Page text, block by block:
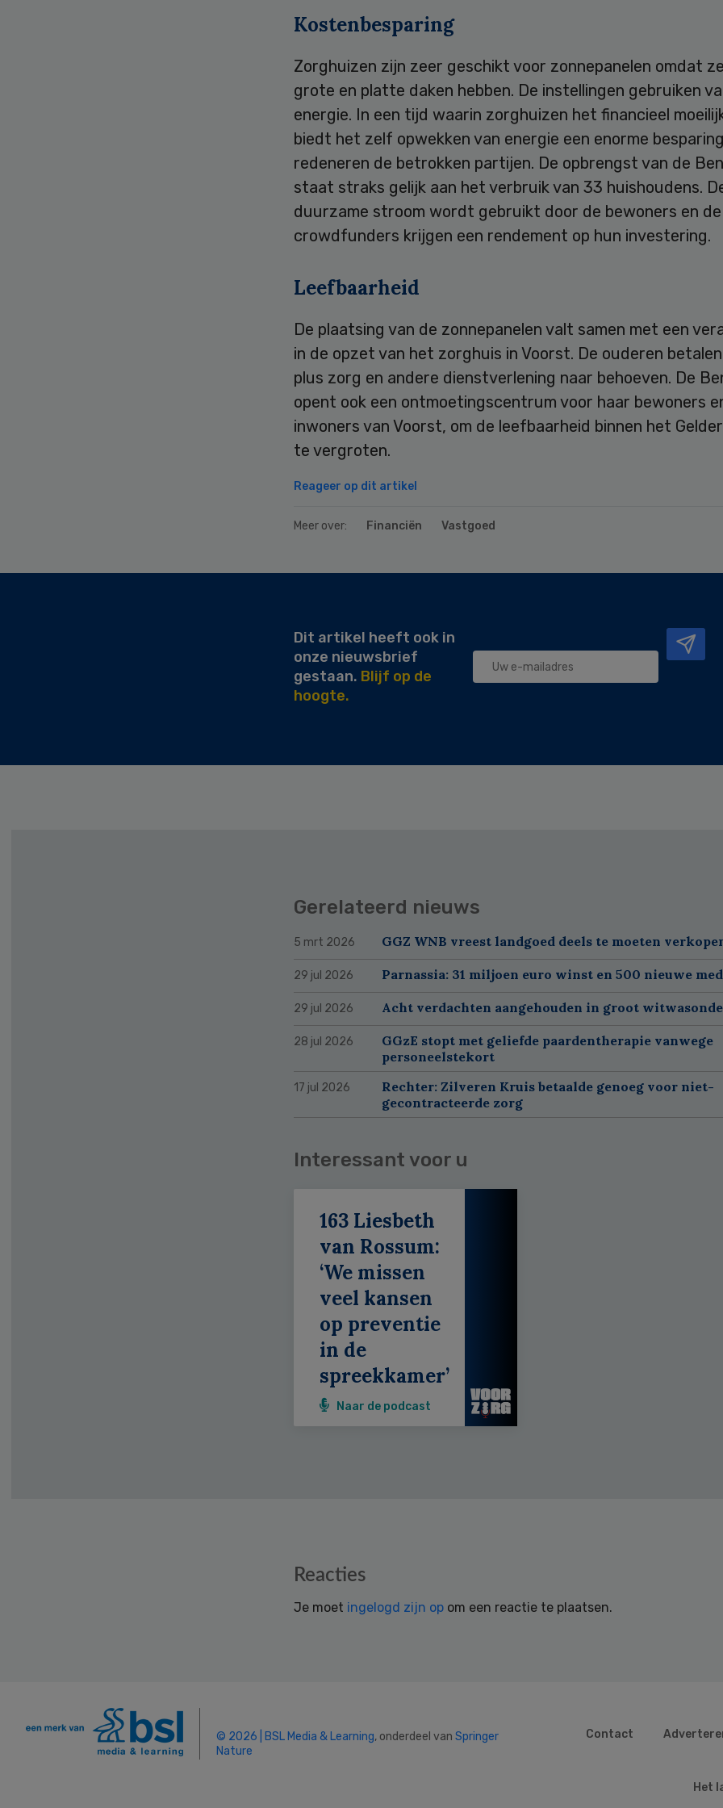
Kostenbesparing
Zorghuizen zijn zeer geschikt voor zonnepanelen omdat
grote en platte daken hebben. De instellingen gebruiken
energie. In een tijd waarin zorghuizen het financieel
biedt het zelf opwekken van energie een enorme
redeneren de betrokken partijen. De opbrengst van de
staat straks gelijk aan het verbruik van 33 huishoudens.
duurzame stroom wordt gebruikt door de bewoners en de
crowdfunders krijgen een rendement op hun investering.
Leefbaarheid
De plaatsing van de zonnepanelen valt samen met een
in de opzet van het zorghuis in Voorst. De ouderen
plus zorg en andere dienstverlening naar behoeven. De
opent ook een ontmoetingscentrum voor haar bewoners
inwoners van Voorst, om de leefbaarheid binnen het
te vergroten.
Reageer op dit artikel
Meer over: Financiën Vastgoed
Dit artikel heeft ook in
onze nieuwsbrief
gestaan. Blijf op de
hoogte.
Gerelateerd nieuws
5 mrt 2026 GGZ WNB vreest landgoed deels te moeten
29 jul 2026 Parnassia: 31 miljoen euro winst en 500 nieuwe
29 jul 2026 Acht verdachten aangehouden in groot
28 jul 2026
GGzE stopt met geliefde paardentherapie vanwege
personeelstekort
17 jul 2026
Rechter: Zilveren Kruis betaalde genoeg voor niet-
gecontracteerde zorg
Interessant voor u
163 Liesbeth
van Rossum:
‘We missen
veel kansen
op preventie
in de
spreekkamer’
Naar de podcast
Reacties
Je moet ingelogd zijn op om een reactie te plaatsen.
© 2026 | BSL Media & Learning, onderdeel van Springer
Nature
Contact
Het